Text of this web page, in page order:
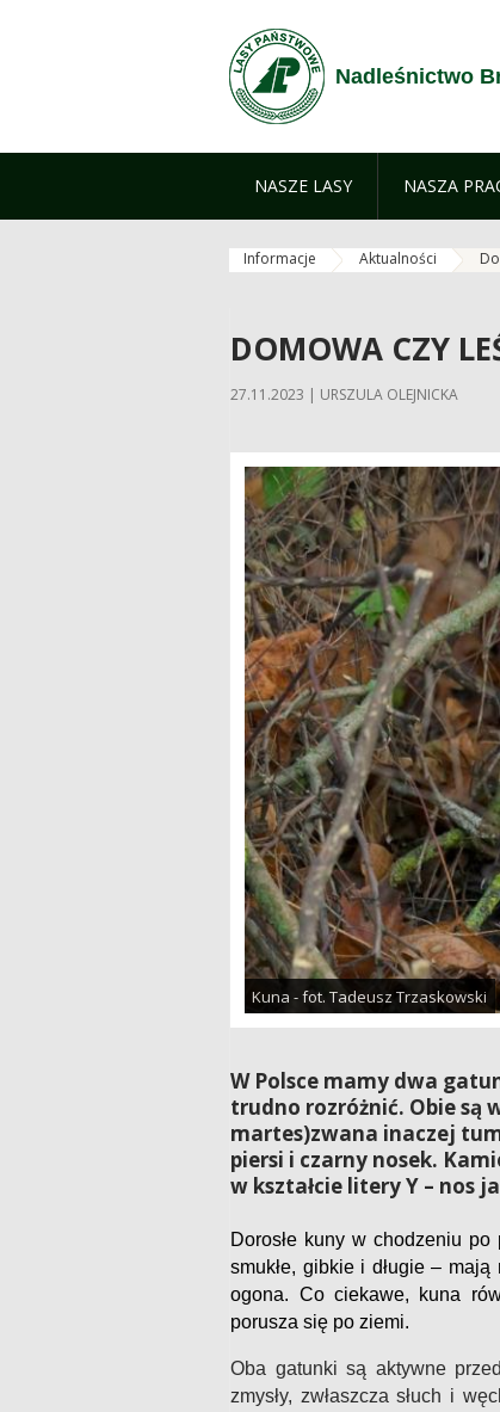
Nadleśnictwo
NASZE LASY NASZA
Informacje Aktualności
DOMOWA CZY
27.11.2023 | URSZULA OLEJNICKA
Kuna - fot. Tadeusz Trzaskowski
W Polsce mamy dwa
trudno rozróżnić. Obie są
martes)zwana inaczej
piersi i czarny nosek.
w kształcie litery Y – nos
Dorosłe kuny w chodzeniu
smukłe, gibkie i długie –
ogona. Co ciekawe, kuna
porusza się po ziemi.
Oba gatunki są aktywne
zmysły, zwłaszcza słuch i